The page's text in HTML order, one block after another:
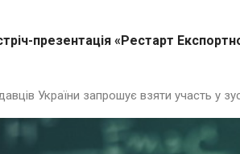
презентація «Рестарт
України запрошує взяти участь у